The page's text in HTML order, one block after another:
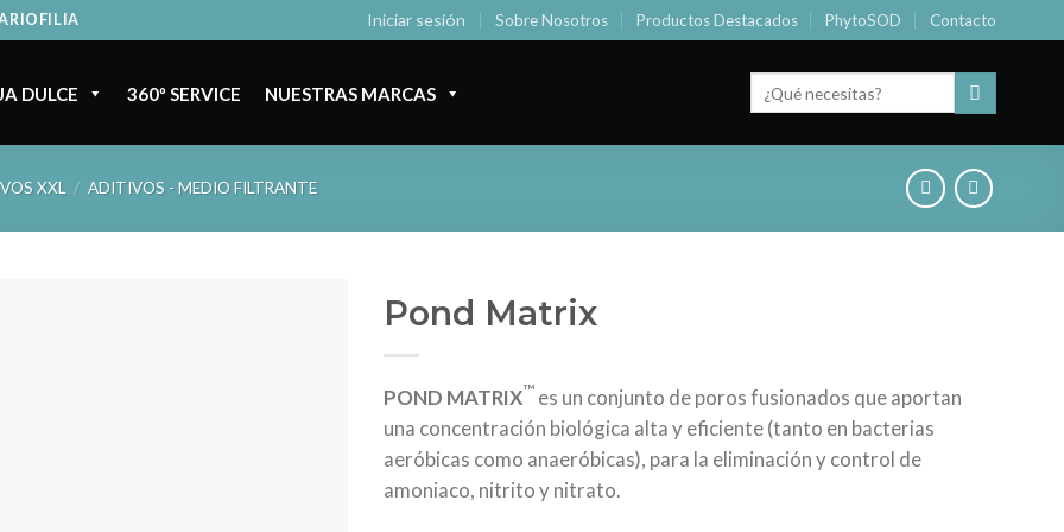
Iniciar sesión Sobre Nosotros Productos Destacados PhytoSOD Contacto
DULCE 360º SERVICE NUESTRAS MARCAS
por:
XXL / ADITIVOS - MEDIO FILTRANTE
Pond Matrix
POND MATRIX™ es un conjunto de poros fusionados que aportan
una concentración biológica alta y eficiente (tanto en bacterias
aeróbicas como anaeróbicas), para la eliminación y control de
amoniaco, nitrito y nitrato.